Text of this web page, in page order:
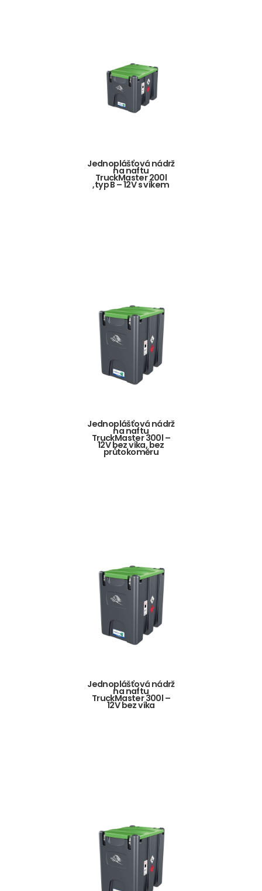
Jednoplášťová nádrž
na naftu
TruckMaster 200l
,typ B – 12V s víkem
Jednoplášťová nádrž
na naftu
TruckMaster 300l –
12V bez víka, bez
průtokoměru
Jednoplášťová nádrž
na naftu
TruckMaster 300l –
12V bez víka